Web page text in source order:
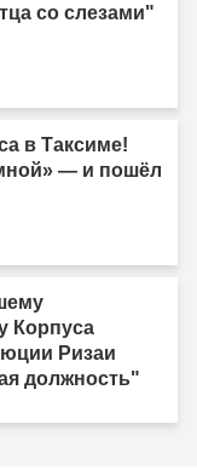
со слезами"
в Таксиме!
— и пошёл
Корпуса
Ризаи
должность"